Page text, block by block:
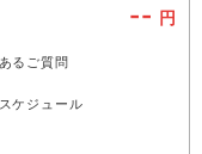
-- 円
るご質問
ケジュール